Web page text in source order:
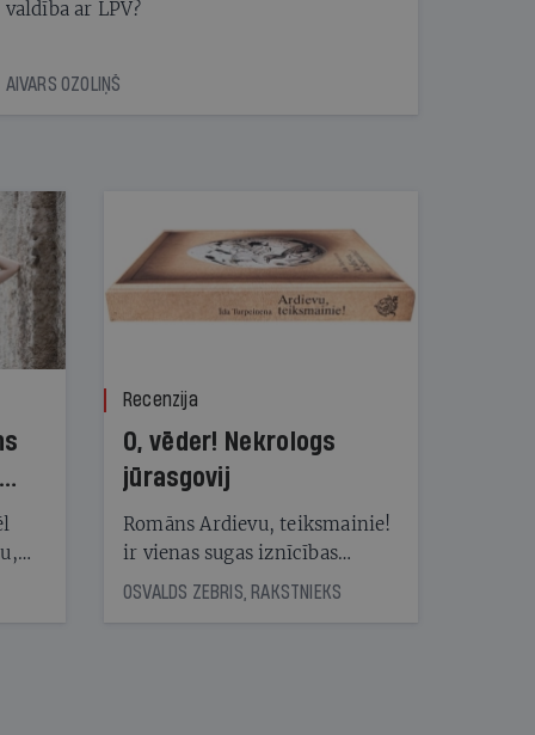
valdība ar LPV?
AIVARS OZOLIŅŠ
Recenzija
O, vēder! Nekrologs
jūrasgovij
Romāns Ardievu, teiksmainie!
ir vienas sugas iznīcības
traģiskais stāsts
OSVALDS ZEBRIS, RAKSTNIEKS